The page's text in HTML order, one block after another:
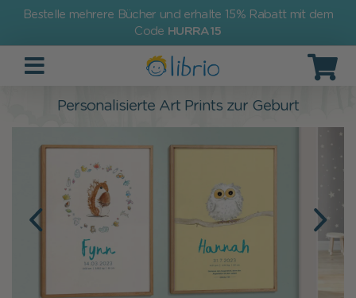
Bestelle mehrere Bücher und erhalte 15% Rabatt mit dem
Code HURRA15
Personalisierte Art Prints zur Geburt